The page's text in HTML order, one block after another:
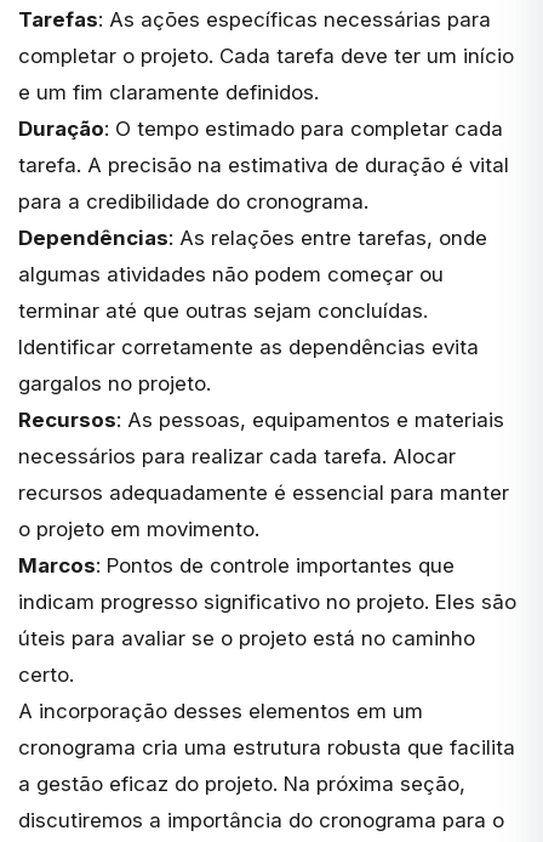
Tarefas: As ações específicas necessárias para
completar o projeto. Cada tarefa deve ter um início
e um fim claramente definidos.
Duração: O tempo estimado para completar cada
tarefa. A precisão na estimativa de duração é vital
para a credibilidade do cronograma.
Dependências: As relações entre tarefas, onde
algumas atividades não podem começar ou
terminar até que outras sejam concluídas.
Identificar corretamente as dependências evita
gargalos no projeto.
Recursos: As pessoas, equipamentos e materiais
necessários para realizar cada tarefa. Alocar
recursos adequadamente é essencial para manter
o projeto em movimento.
Marcos: Pontos de controle importantes que
indicam progresso significativo no projeto. Eles são
úteis para avaliar se o projeto está no caminho
certo.
A incorporação desses elementos em um
cronograma cria uma estrutura robusta que facilita
a gestão eficaz do projeto. Na próxima seção,
discutiremos a importância do cronograma para o